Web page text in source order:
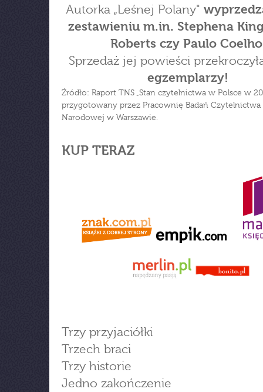
Autorka „Leśnej Polany"
zestawieniu m.in. Stephena
Roberts czy Paulo Coelho
Sprzedaż jej powieści
egzemplarzy!
Źródło: Raport TNS „Stan czytelnictwa w Polsce w
przygotowany przez Pracownię Badań
Narodowej w Warszawie.
KUP TERAZ
Trzy przyjaciółki
Trzech braci
Trzy historie
Jedno zakończenie